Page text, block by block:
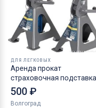
ДЛЯ ЛЕГКОВЫХ
Аренда прокат
страховочная подставка
NORDBERG 2 т
500 ₽
Волгоград